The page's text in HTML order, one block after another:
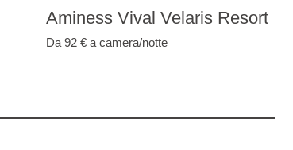
Aminess Vival Velaris Resort
Da 92 €a camera/notte